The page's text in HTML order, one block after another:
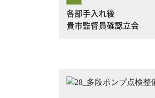
各部手入れ後
貴市監督員確認立会